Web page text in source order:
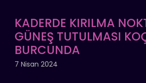
KADERDE KIRILMA
GÜNEŞ TUTULMASI
BURCUNDA
7 Nisan 2024